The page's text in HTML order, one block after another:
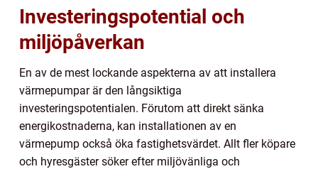
Investeringspotential och
miljöpåverkan
En av de mest lockande aspekterna av att installera
värmepumpar är den långsiktiga
investeringspotentialen. Förutom att direkt sänka
energikostnaderna, kan installationen av en
värmepump också öka fastighetsvärdet. Allt fler köpare
och hyresgäster söker efter miljövänliga och